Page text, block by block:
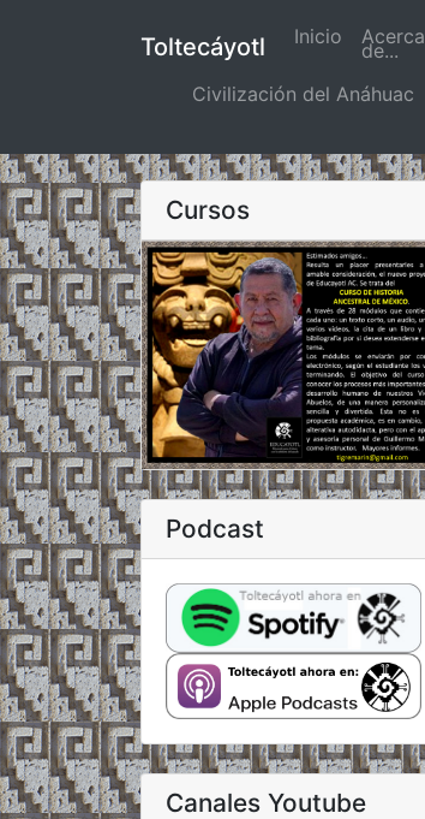
Toltecáyotl Inicio (actual)
Acerca
de...
Civilización del Anáhuac
Cursos
Podcast
Canales Youtube